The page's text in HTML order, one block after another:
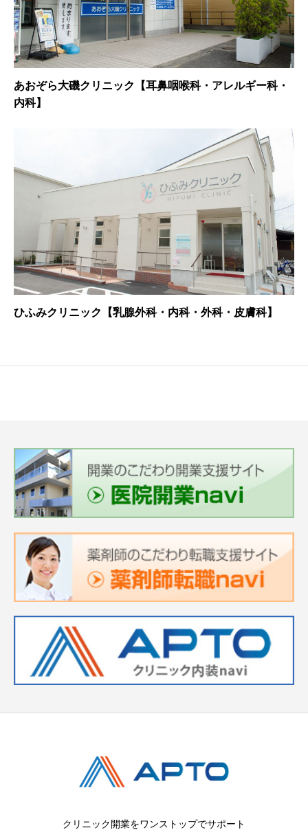
あおぞら大磯クリニック【耳鼻咽喉科・アレルギー科・
内科】
ひふみクリニック【乳腺外科・内科・外科・皮膚科】
クリニック開業をワンストップでサポート